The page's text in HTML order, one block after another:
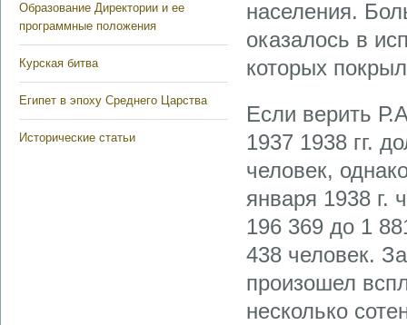
Образование Директории и ее
программные положения
Курская битва
Египет в эпоху Среднего Царства
Исторические статьи
населения.
оказалось в
которых
Если верить
1937 1938 гг.
человек,
января 1938 г.
196 369 до 1
438 человек.
произошел
несколько